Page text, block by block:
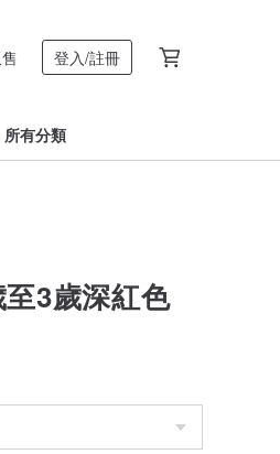
登入/註冊
所有分類
3歲深紅色